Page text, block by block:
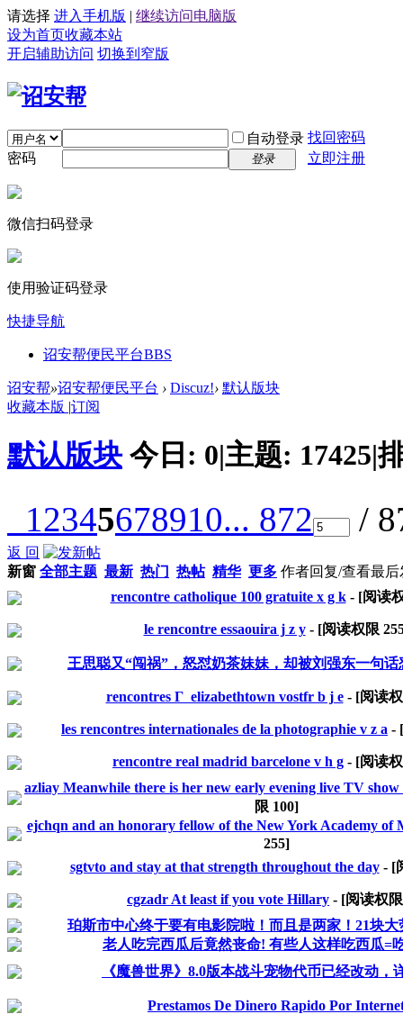
请选择 进入手机版 | 继续访问电脑版
设为首页收藏本站
开启辅助访问 切换到窄版
自动登录 找回密码
密码
登录 立即注册
微信扫码登录
使用验证码登录
快捷导航
诏安帮便民平台BBS
诏安帮»诏安帮便民平台 › Discuz!› 默认版块
收藏本版 |订阅
默认版块 今日: 0|主题: 17425|
12345678910... 872 /
返 回
新窗 全部主题 最新 热门 热帖 精华 更多 作者回复/查看最后
rencontre catholique 100 gratuite x g k- [阅读
le rencontre essaouira j z y- [阅读权限
王思聪又“闯祸”，怒怼奶茶妹妹，却被刘强东一句
rencontres Г elizabethtown vostfr b j e- [阅读
les rencontres internationales de la photographie v z a -
rencontre real madrid barcelone v h g - [阅读
azliay Meanwhile there is her new early evening live TV show
限 100]
ejchqn and an honorary fellow of the New York Academy of
255]
sgtvto and stay at that strength throughout the day- [
cgzadr At least if you vote Hillary - [阅读权
珀斯市中心终于要有电影院啦！而且是两家！21块
老人吃完西瓜后竟然丧命! 有些人这样吃西瓜=
《魔兽世界》8.0版本战斗宠物代币已经改动，
Prestamos De Dinero Rapido Por